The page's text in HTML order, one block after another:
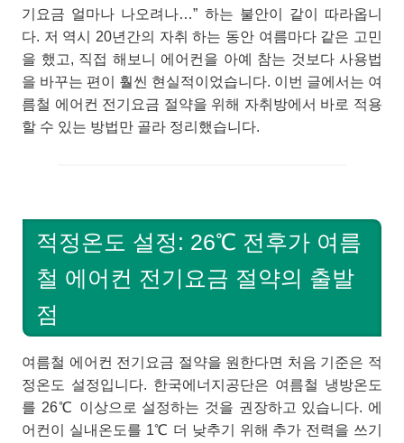
기요금 얼마나 나오려나…” 하는 불안이 같이 따라옵니
다. 저 역시 20년간의 자취 하는 동안 여름마다 같은 고민
을 했고, 직접 해보니 에어컨을 아예 참는 것보다 사용법
을 바꾸는 편이 훨씬 현실적이었습니다. 이번 글에서는 여
름철 에어컨 전기요금 절약을 위해 자취방에서 바로 적용
할 수 있는 방법만 골라 정리했습니다.
적정온도 설정: 26℃ 전후가 여름
철 에어컨 전기요금 절약의 출발
점
여름철 에어컨 전기요금 절약을 원한다면 처음 기준은 적
정온도 설정입니다. 한국에너지공단은 여름철 냉방온도
를 26℃ 이상으로 설정하는 것을 권장하고 있습니다. 에
어컨이 실내온도를 1℃ 더 낮추기 위해 추가 전력을 쓰기